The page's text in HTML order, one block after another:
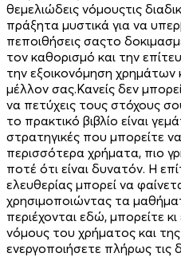
θεμελιώδεις νόμουςτις
πράξητα μυστικά για να
πεποιθήσεις σαςτο
τον καθορισμό και την
την εξοικονόμηση χρημάτων
μέλλον σας.Κανείς δεν
να πετύχεις τους στόχους
το πρακτικό βιβλίο είναι
στρατηγικές που μπορείτε
περισσότερα χρήματα, πιο
ποτέ ότι είναι δυνατόν. Η
ελευθερίας μπορεί να
χρησιμοποιώντας τα
περιέχονται εδώ, μπορείτε
νόμους του χρήματος και
ενεργοποιήσετε πλήρως τις